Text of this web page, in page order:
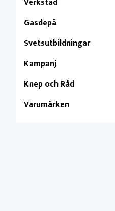
Gasdepå
Svetsutbildningar
Kampanj
Knep och Råd
Varumärken